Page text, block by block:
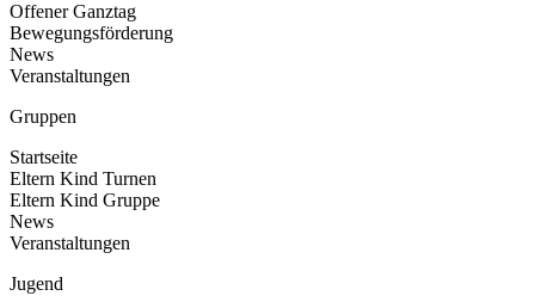
Offener Ganztag
Bewegungsförderung
News
Veranstaltungen
Gruppen
Startseite
Eltern Kind Turnen
Eltern Kind Gruppe
News
Veranstaltungen
Jugend